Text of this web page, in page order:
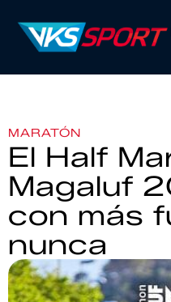
MARATÓN
El Half
Magaluf
con más
nunca